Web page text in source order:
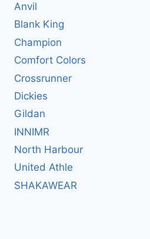
Anvil
Blank King
Champion
Comfort Colors
Crossrunner
Dickies
Gildan
INNIMR
North Harbour
United Athle
SHAKAWEAR